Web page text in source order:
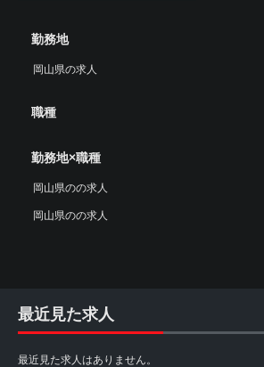
勤務地
岡山県の求人
職種
勤務地×職種
岡山県のの求人
岡山県のの求人
最近見た求人
最近見た求人はありません。